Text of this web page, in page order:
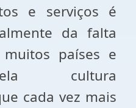
e serviços é
da falta
países e
cultura
cada vez mais